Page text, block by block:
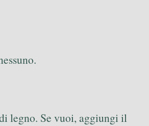
legno. Se vuoi, aggiungi il